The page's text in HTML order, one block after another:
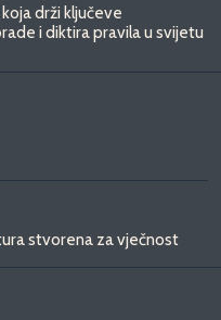
drži ključeve
i diktira pravila u svijetu
stvorena za vječnost